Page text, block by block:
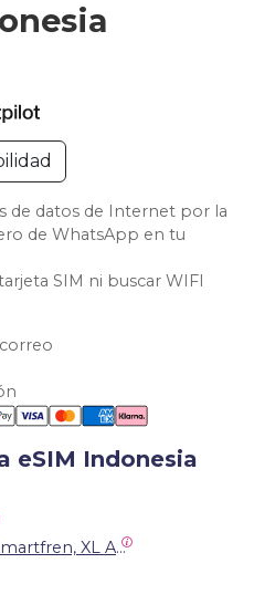
de datos de Internet por la
de WhatsApp en tu
SIM ni buscar WIFI
eSIM Indonesia
Telkomsel, Smartfren, XL Axiata Indonesia